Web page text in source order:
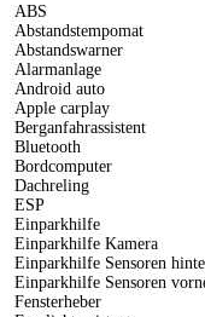
ABS
Abstandstempomat
Abstandswarner
Alarmanlage
Android auto
Apple carplay
Berganfahrassistent
Bluetooth
Bordcomputer
Dachreling
ESP
Einparkhilfe
Einparkhilfe Kamera
Einparkhilfe Sensoren
Einparkhilfe Sensoren
Fensterheber